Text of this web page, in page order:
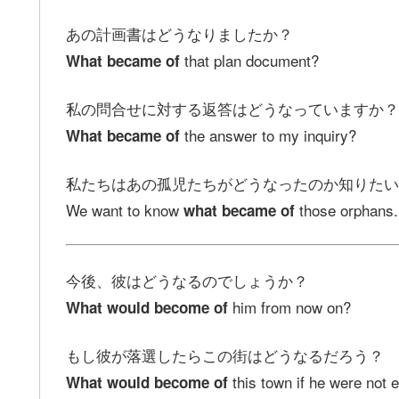
あの計画書はどうなりましたか？
What became of that plan document?
私の問合せに対する返答はどうなっていますか？
What became of the answer to my inquiry?
私たちはあの孤児たちがどうなったのか知りたい
We want to know what became of those orphans.
今後、彼はどうなるのでしょうか？
What would become of him from now on?
もし彼が落選したらこの街はどうなるだろう？
What would become of this town if he were not